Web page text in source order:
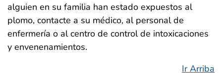
alguien en su familia han estado expuestos al
plomo, contacte a su médico, al personal de
enfermería o al centro de control de intoxicaciones
y envenenamientos.
Ir Arriba